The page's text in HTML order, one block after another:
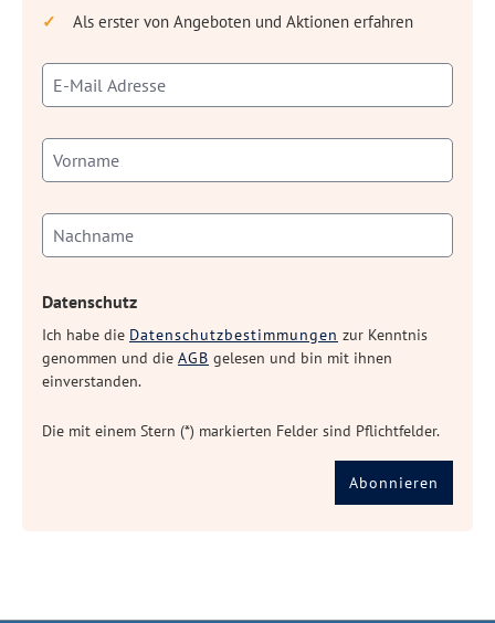
Als erster von Angeboten und Aktionen erfahren
Datenschutz
Ich habe die Datenschutzbestimmungen zur Kenntnis
genommen und die AGB gelesen und bin mit ihnen
einverstanden.
Die mit einem Stern (*) markierten Felder sind Pflichtfelder.
Abonnieren